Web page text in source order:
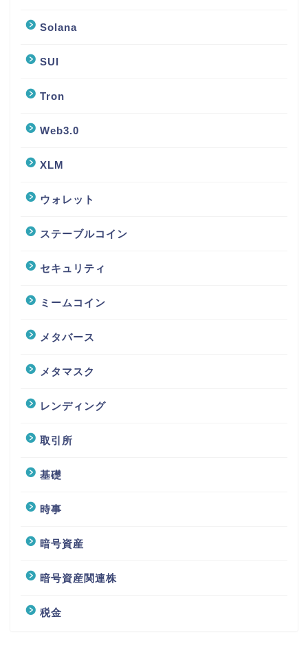
Solana
SUI
Tron
Web3.0
XLM
ウォレット
ステーブルコイン
セキュリティ
ミームコイン
メタバース
メタマスク
レンディング
取引所
基礎
時事
暗号資産
暗号資産関連株
税金